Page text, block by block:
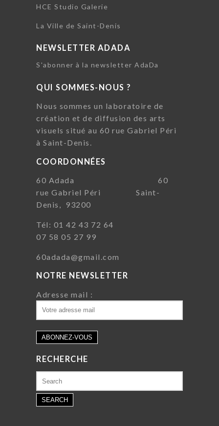
HCE Studio Galerie
La Ville de Saint-Denis
NEWSLETTER ADADA
S'abonner à la newsletter AdaDa
QUI SOMMES-NOUS ?
Nous sommes un laboratoire de
création et de diffusion des arts
visuels situé au 60 rue Gabriel Péri
à Saint-Denis.
COORDONNÉES
60 Adada 60
rue Gabriel Péri Saint-
Denis, 93200
Tél: 01 42 43 72 64
07 58 05 27 99
60adada@gmail.com
NOTRE NEWSLETTER
Adresse mail :
RECHERCHE
for: